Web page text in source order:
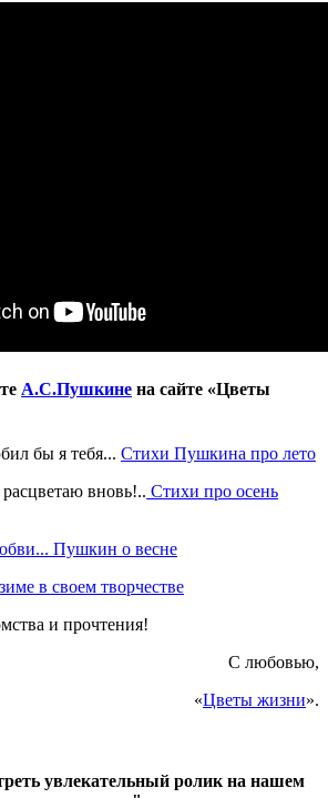
А.С.Пушкине на сайте «Цветы
бы я тебя... Стихи Пушкина про лето
вновь!.. Стихи про осень
Пушкин о весне
в своем творчестве
и прочтения!
С любовью,
«Цветы жизни».
увлекательный ролик на нашем